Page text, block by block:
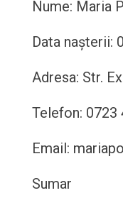
Nume: Maria
Data nașterii:
Adresa: Str.
Telefon: 0723
Email:
Sumar